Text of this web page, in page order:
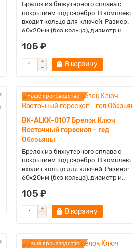
Брелок из бижутерного сплава с
покрытием под серебро. В комплект
входит кольцо для ключей. Размер:
60х20мм (без кольца), диаметр и..
105 ₽
В корзину
Наше производство
BK-ALKK-0107 Брелок Ключ
Восточный гороскоп - год
Обезьяны
Брелок из бижутерного сплава с
покрытием под серебро. В комплект
входит кольцо для ключей. Размер:
60х20мм (без кольца), диаметр и..
105 ₽
В корзину
Наше производство